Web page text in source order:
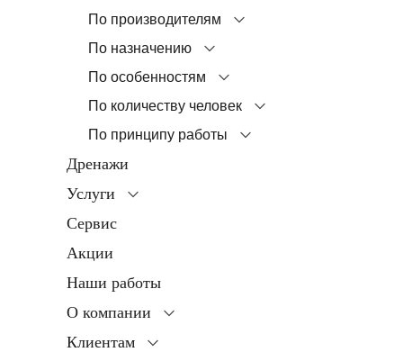
По производителям
По назначению
По особенностям
По количеству человек
По принципу работы
Дренажи
Услуги
Сервис
Акции
Наши работы
О компании
Клиентам